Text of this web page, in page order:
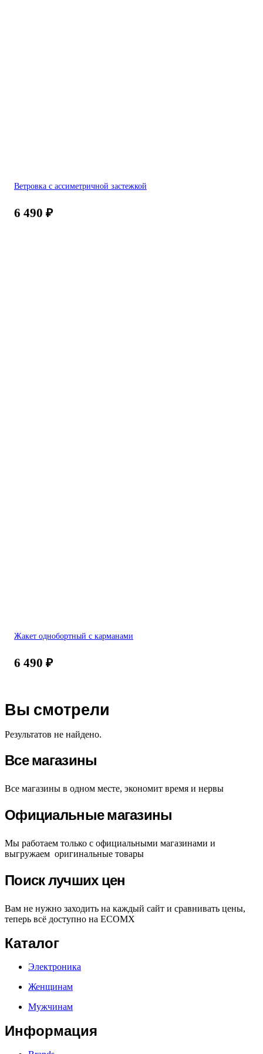
Ветровка с ассиметричной застежкой
6 490 ₽
Жакет однобортный с карманами
6 490 ₽
Вы смотрели
Результатов не найдено.
Все магазины
Все магазины в одном месте, экономит время и нервы
Официальные магазины
Мы работаем только с официальными магазинами и
выгружаем оригинальные товары
Поиск лучших цен
Вам не нужно заходить на каждый сайт и сравнивать цены,
теперь всё доступно на ECOMX
Каталог
Электроника
Женщинам
Мужчинам
Информация